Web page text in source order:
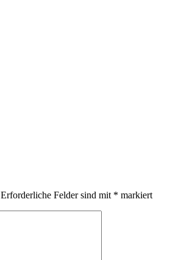
Erforderliche Felder sind mit * markiert